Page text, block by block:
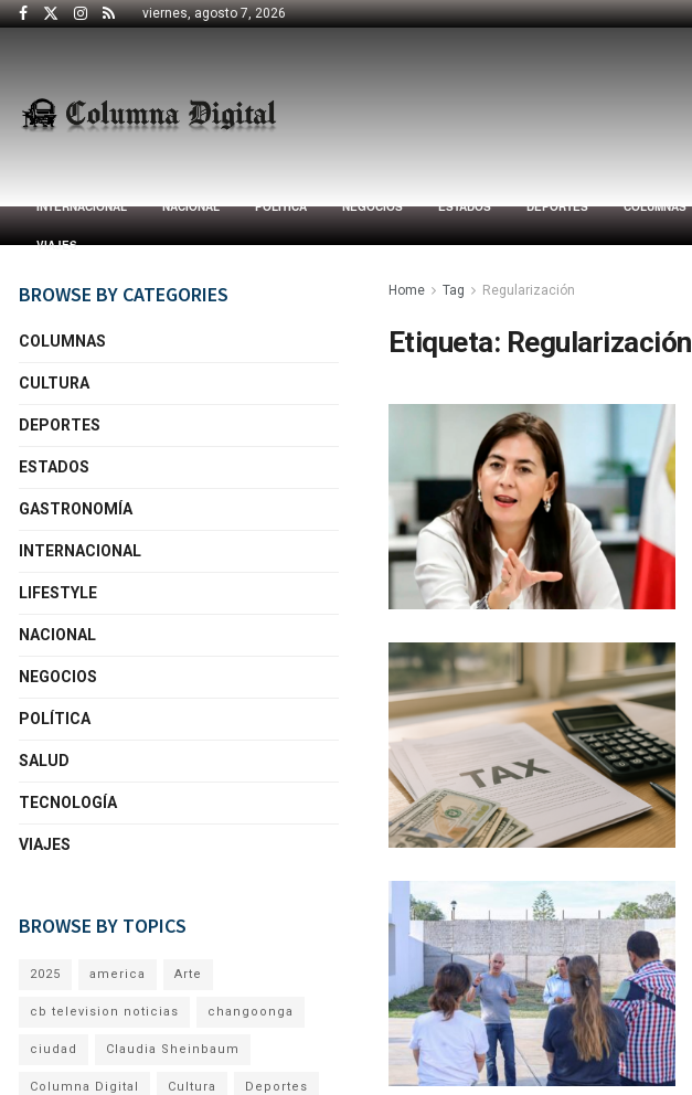
viernes, agosto 7, 2026
INTERNACIONAL NACIONAL POLÍTICA NEGOCIOS ESTADOS DEPORTES COLUMNAS
VIAJES
Home Tag Regularización
Etiqueta: Regularización
BROWSE BY CATEGORIES
COLUMNAS
CULTURA
DEPORTES
ESTADOS
GASTRONOMÍA
INTERNACIONAL
LIFESTYLE
NACIONAL
NEGOCIOS
POLÍTICA
SALUD
TECNOLOGÍA
VIAJES
BROWSE BY TOPICS
2025 america Arte
cb television noticias changoonga
ciudad Claudia Sheinbaum
Columna Digital Cultura Deportes